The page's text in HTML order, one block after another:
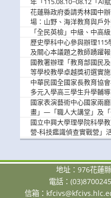
歡迎學生踴躍報名參加
花蓮縣政府委請秀林國中
場：山野、海洋教育與戶
參加
「全民英檢」中級、中高
歷史學科中心參與辦理
及關心本議題之教師踴躍
國教署辦理「教育部國民
等學校教學卓越獎初選實
中華民國全國家長教育協
多元入學高三學生升學輔導
國家表演藝術中心國家兩
畫」—「職人大講堂」及
參與。
國立中興大學理學院科學
營-科技鑑識偵查實戰營」
加。
地址：976花蓮
電話：(03)8700245
信箱：